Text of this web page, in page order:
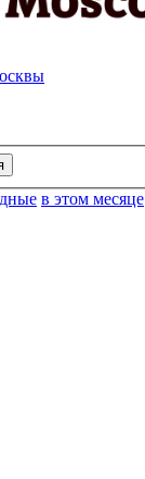
в этом месяце